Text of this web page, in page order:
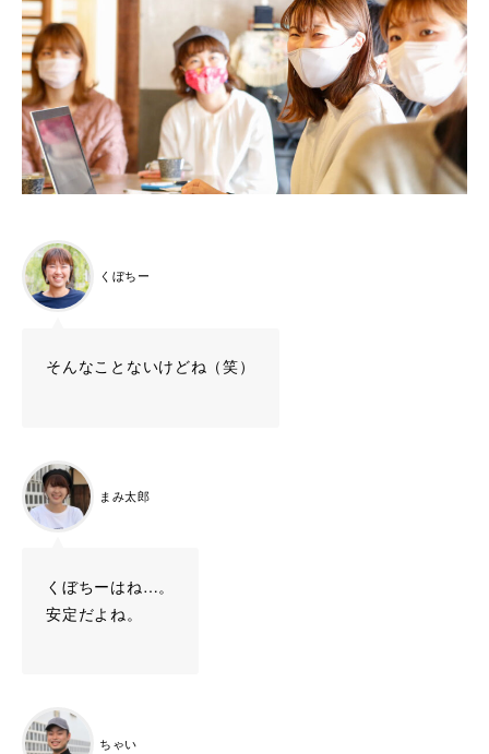
くぼちー
そんなことないけどね（笑）
まみ太郎
くぼちーはね…。
安定だよね。
ちゃい